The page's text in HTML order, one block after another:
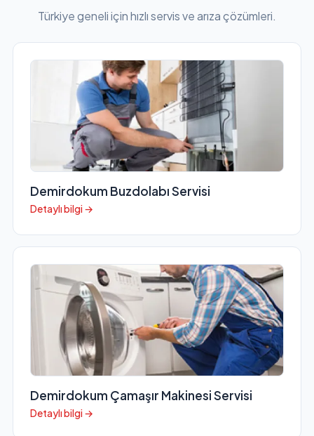
Türkiye geneli için hızlı servis ve arıza çözümleri.
Demirdokum Buzdolabı Servisi
Detaylı bilgi →
Demirdokum Çamaşır Makinesi Servisi
Detaylı bilgi →